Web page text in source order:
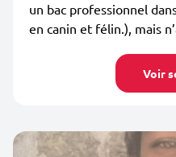
un bac professionnel
en canin et félin.), mais
Voir